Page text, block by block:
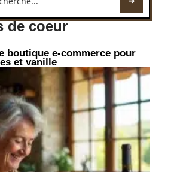
de coeur
boutique e-commerce pour
et vanille